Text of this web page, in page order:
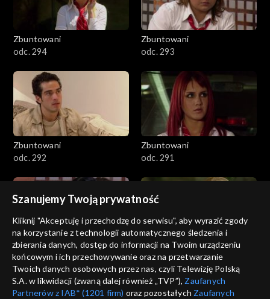
Zbuntowani
odc. 294
Zbuntowani
odc. 293
Zbuntowani
odc. 292
Zbuntowani
odc. 291
Zbuntowani
odc. 290
Zbuntowani
odc. 289
Szanujemy Twoją prywatność
Kliknij "Akceptuję i przechodzę do serwisu", aby wyrazić zgody
na korzystanie z technologii automatycznego śledzenia i
zbierania danych, dostęp do informacji na Twoim urządzeniu
końcowym i ich przechowywanie oraz na przetwarzanie
Twoich danych osobowych przez nas, czyli Telewizję Polską
S.A. w likwidacji (zwaną dalej również „TVP”), Zaufanych
Partnerów z IAB* (1201 firm) oraz pozostałych Zaufanych